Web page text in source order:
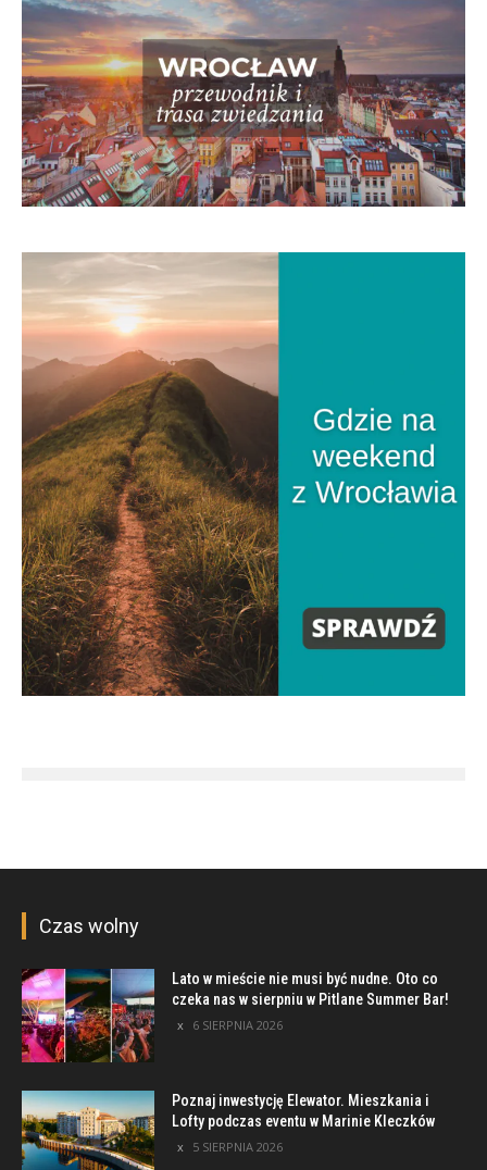
Czas wolny
Lato w mieście nie musi być nudne. Oto co
czeka nas w sierpniu w Pitlane Summer Bar!
6 SIERPNIA 2026
Poznaj inwestycję Elewator. Mieszkania i
Lofty podczas eventu w Marinie Kleczków
5 SIERPNIA 2026